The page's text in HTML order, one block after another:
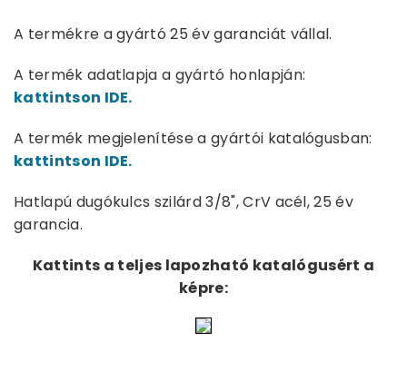
A termékre a gyártó 25 év garanciát vállal.
A termék adatlapja a gyártó honlapján:
kattintson IDE.
A termék megjelenítése a gyártói katalógusban:
kattintson IDE.
Hatlapú dugókulcs szilárd 3/8", CrV acél, 25 év
garancia.
Kattints a teljes lapozható katalógusért a
képre: